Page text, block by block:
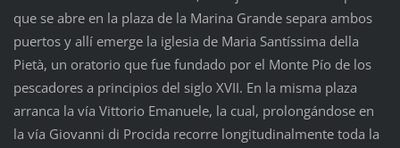
que se abre en la plaza de la Marina Grande separa ambos
puertos y allí emerge la iglesia de Maria Santíssima della
Pietà, un oratorio que fue fundado por el Monte Pío de los
pescadores a principios del siglo XVII. En la misma plaza
arranca la vía Vittorio Emanuele, la cual, prolongándose en
la vía Giovanni di Procida recorre longitudinalmente toda la